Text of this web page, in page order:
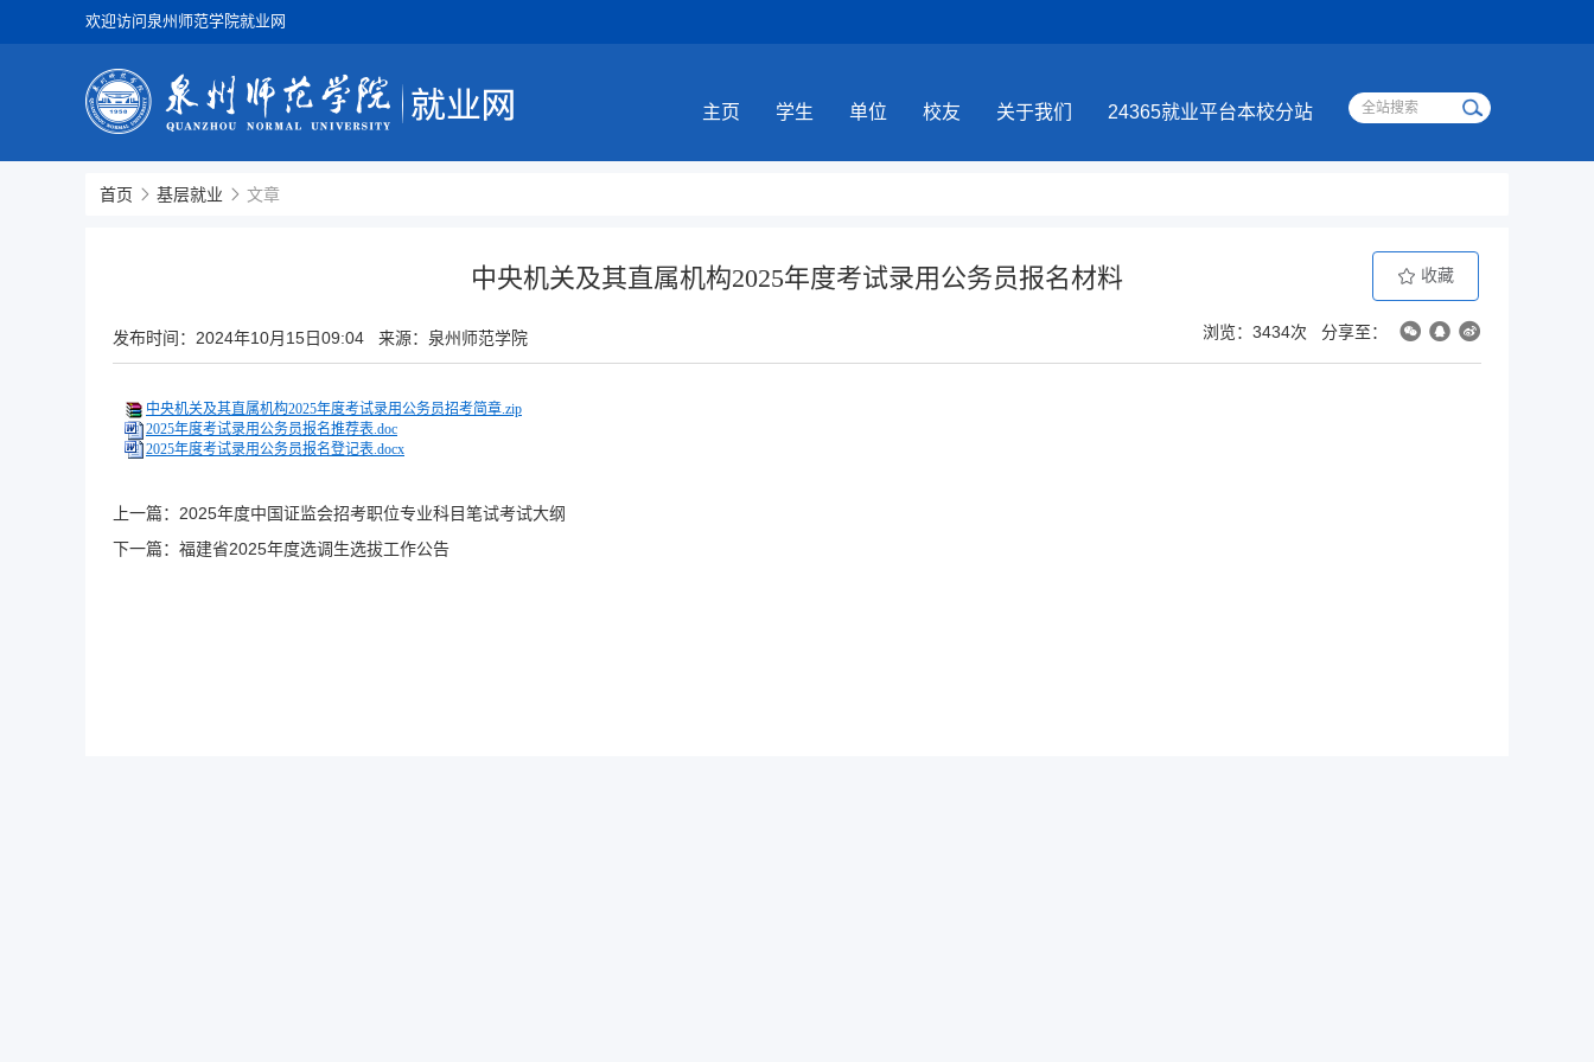
欢迎访问泉州师范学院就业网
主页 学生 单位 校友 关于我们 24365就业平台本校分站
首页 基层就业 文章
中央机关及其直属机构2025年度考试录用公务员报名材料 收藏
浏览：3434次 分享至：
发布时间： 2024年10月15日09:04 来源：泉州师范学院
中央机关及其直属机构2025年度考试录用公务员招考简章.zip
2025年度考试录用公务员报名推荐表.doc
2025年度考试录用公务员报名登记表.docx
上一篇： 2025年度中国证监会招考职位专业科目笔试考试大纲
下一篇： 福建省2025年度选调生选拔工作公告